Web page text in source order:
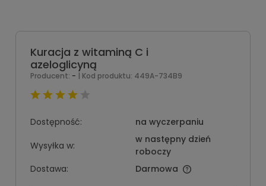
Kuracja z witaminą C i
azeloglicyną
Producent: - | Kod produktu: 449A-734B9
Dostępność:
na wyczerpaniu
Wysyłka w:
w następny dzień
roboczy
Dostawa:
Darmowa